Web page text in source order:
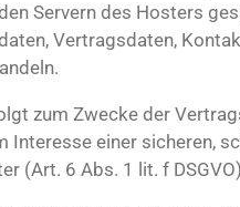
Servern des Hosters
Vertragsdaten,
zum Zwecke der
Interesse einer sicheren,
(Art. 6 Abs. 1 lit. f